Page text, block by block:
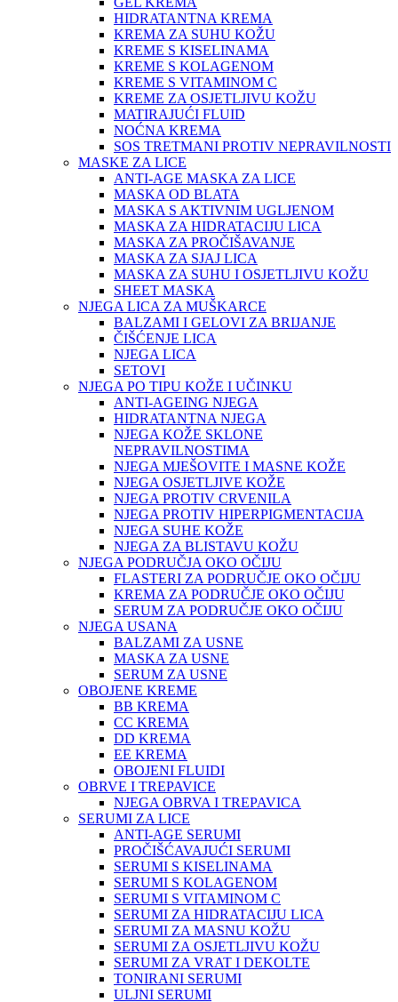
HIDRATANTNA KREMA
KREMA ZA SUHU KOŽU
KREME S KISELINAMA
KREME S KOLAGENOM
KREME S VITAMINOM C
KREME ZA OSJETLJIVU KOŽU
MATIRAJUĆI FLUID
NOĆNA KREMA
SOS TRETMANI PROTIV NEPRAVILNOSTI
MASKE ZA LICE
ANTI-AGE MASKA ZA LICE
MASKA OD BLATA
MASKA S AKTIVNIM UGLJENOM
MASKA ZA HIDRATACIJU LICA
MASKA ZA PROČIŠAVANJE
MASKA ZA SJAJ LICA
MASKA ZA SUHU I OSJETLJIVU KOŽU
SHEET MASKA
NJEGA LICA ZA MUŠKARCE
BALZAMI I GELOVI ZA BRIJANJE
ČIŠĆENJE LICA
NJEGA LICA
SETOVI
NJEGA PO TIPU KOŽE I UČINKU
ANTI-AGEING NJEGA
HIDRATANTNA NJEGA
NJEGA KOŽE SKLONE
NEPRAVILNOSTIMA
NJEGA MJEŠOVITE I MASNE KOŽE
NJEGA OSJETLJIVE KOŽE
NJEGA PROTIV CRVENILA
NJEGA PROTIV HIPERPIGMENTACIJA
NJEGA SUHE KOŽE
NJEGA ZA BLISTAVU KOŽU
NJEGA PODRUČJA OKO OČIJU
FLASTERI ZA PODRUČJE OKO OČIJU
KREMA ZA PODRUČJE OKO OČIJU
SERUM ZA PODRUČJE OKO OČIJU
NJEGA USANA
BALZAMI ZA USNE
MASKA ZA USNE
SERUM ZA USNE
OBOJENE KREME
BB KREMA
CC KREMA
DD KREMA
EE KREMA
OBOJENI FLUIDI
OBRVE I TREPAVICE
NJEGA OBRVA I TREPAVICA
SERUMI ZA LICE
ANTI-AGE SERUMI
PROČIŠĆAVAJUĆI SERUMI
SERUMI S KISELINAMA
SERUMI S KOLAGENOM
SERUMI S VITAMINOM C
SERUMI ZA HIDRATACIJU LICA
SERUMI ZA MASNU KOŽU
SERUMI ZA OSJETLJIVU KOŽU
SERUMI ZA VRAT I DEKOLTE
TONIRANI SERUMI
ULJNI SERUMI